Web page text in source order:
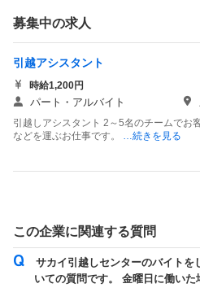
募集中の求人
引越アシスタント
時給1,200円
パート・アルバイト
引越しアシスタント 2～5名のチームでお
などを運ぶお仕事です。 …続きを見る
この企業に関連する質問
サカイ引越しセンターのバイトを
いての質問です。 金曜日に働い